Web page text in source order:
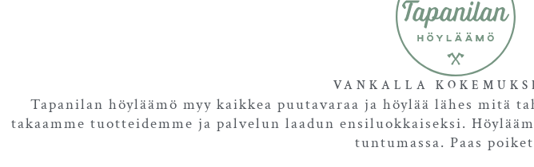
VANKALLA
Tapanilan höyläämö myy kaikkea puutavaraa ja höylää lähes mitä
takaamme tuotteidemme ja palvelun laadun ensiluokkaiseksi.
tuntumassa. Paas